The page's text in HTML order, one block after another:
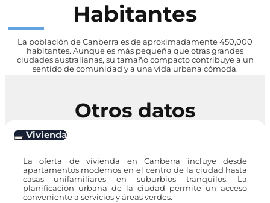
Habitantes
La población de Canberra es de aproximadamente 450,000
habitantes. Aunque es más pequeña que otras grandes
ciudades australianas, su tamaño compacto contribuye a un
sentido de comunidad y a una vida urbana cómoda.
Otros datos
Vivienda
La oferta de vivienda en Canberra incluye desde
apartamentos modernos en el centro de la ciudad hasta
casas unifamiliares en suburbios tranquilos. La
planificación urbana de la ciudad permite un acceso
conveniente a servicios y áreas verdes.